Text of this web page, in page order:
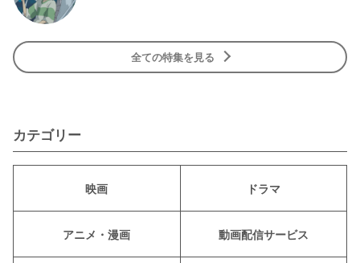
全ての特集を見る
カテゴリー
映画 ドラマ
アニメ・漫画 動画配信サービス